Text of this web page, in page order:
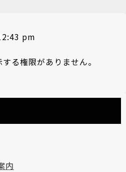
pm
る権限がありません。
内